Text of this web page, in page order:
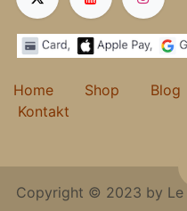
Home Shop
Kontakt
Copyright © 2023 by Le